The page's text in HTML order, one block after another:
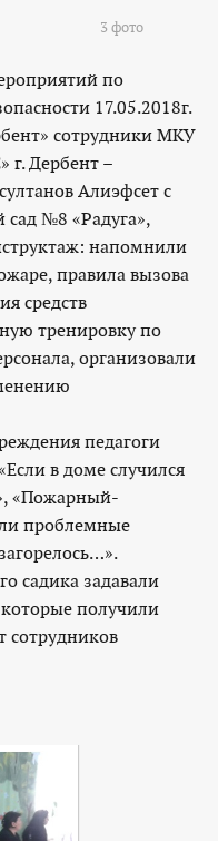
3 фото
по
17.05.2018г.
сотрудники МКУ
г. Дербент –
Алиэфсет с
№8 «Радуга»,
напомнили
правила вызова
средств
тренировку по
организовали
педагоги
в доме случился
«Пожарный-
проблемные
садика задавали
получили
сотрудников